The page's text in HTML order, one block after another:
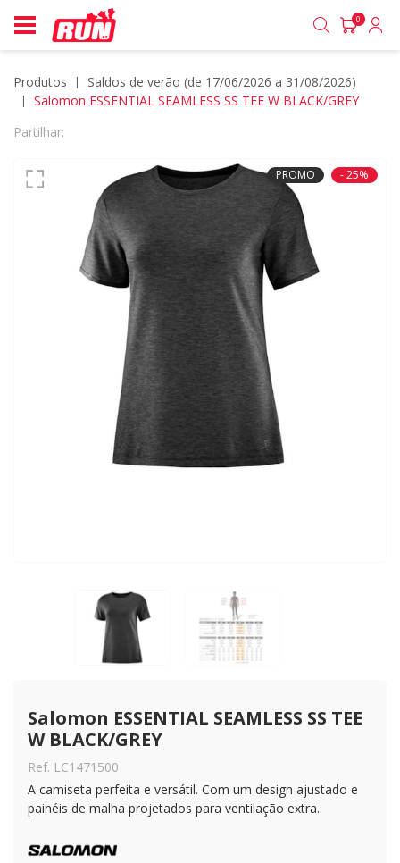
0
Produtos
saldos de verão (de 17/06/2026 a 31/08/2026)
Salomon ESSENTIAL SEAMLESS SS TEE W BLACK/GREY
Partilhar:
PROMO - 25%
Salomon ESSENTIAL SEAMLESS SS TEE
W BLACK/GREY
Ref. LC1471500
A camiseta perfeita e versátil. Com um design ajustado e
painéis de malha projetados para ventilação extra.